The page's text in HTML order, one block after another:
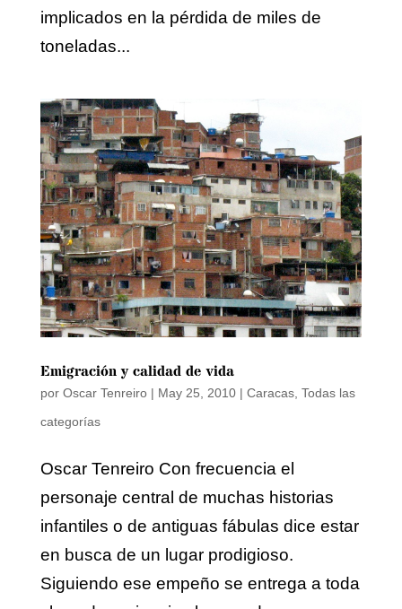
implicados en la pérdida de miles de
toneladas...
Emigración y calidad de vida
por Oscar Tenreiro| May 25, 2010| Caracas, Todas las
categorías
Oscar Tenreiro Con frecuencia el
personaje central de muchas historias
infantiles o de antiguas fábulas dice estar
en busca de un lugar prodigioso.
Siguiendo ese empeño se entrega a toda